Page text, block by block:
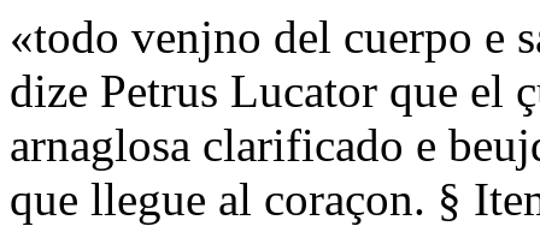
«todo venjno del cuerpo e
dize Petrus Lucator que el
arnaglosa clarificado e
que llegue al coraçon. §